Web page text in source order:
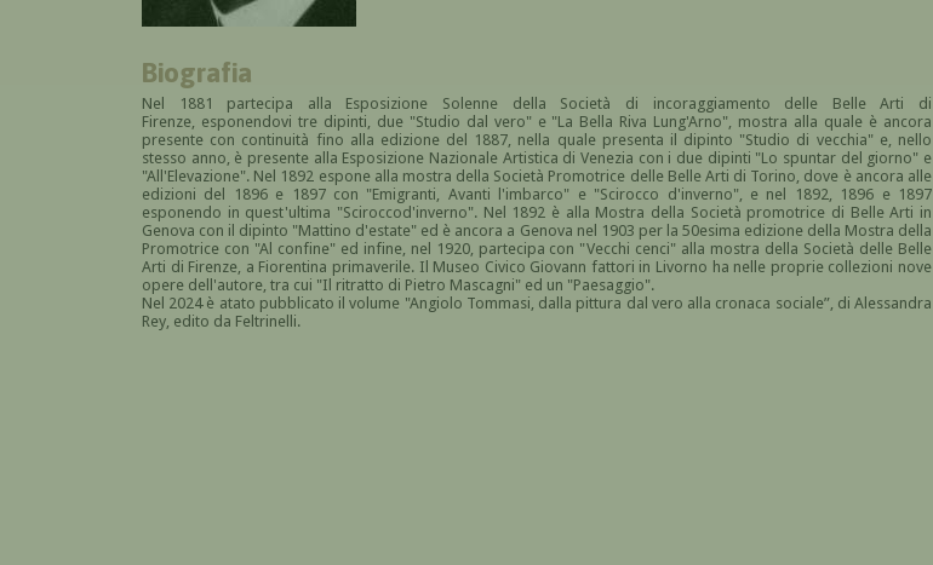
Biografia
Nel 1881 partecipa alla Esposizione Solenne della Società di incoraggiamento delle Belle Arti di
Firenze, esponendovi tre dipinti, due "Studio dal vero" e "La Bella Riva Lung'Arno", mostra alla quale è ancora
presente con continuità fino alla edizione del 1887, nella quale presenta il dipinto "Studio di vecchia" e, nello
stesso anno, è presente alla Esposizione Nazionale Artistica di Venezia con i due dipinti "Lo spuntar del giorno" e
"All'Elevazione". Nel 1892 espone alla mostra della Società Promotrice delle Belle Arti di Torino, dove è ancora alle
edizioni del 1896 e 1897 con "Emigranti, Avanti l'imbarco" e "Scirocco d'inverno", e nel 1892, 1896 e 1897
esponendo in quest'ultima "Sciroccod'inverno". Nel 1892 è alla Mostra della Società promotrice di Belle Arti in
Genova con il dipinto "Mattino d'estate" ed è ancora a Genova nel 1903 per la 50esima edizione della Mostra della
Promotrice con "Al confine" ed infine, nel 1920, partecipa con "Vecchi cenci" alla mostra della Società delle Belle
Arti di Firenze, a Fiorentina primaverile. Il Museo Civico Giovann fattori in Livorno ha nelle proprie collezioni nove
opere dell'autore, tra cui "Il ritratto di Pietro Mascagni" ed un "Paesaggio".
Nel 2024 è atato pubblicato il volume "Angiolo Tommasi, dalla pittura dal vero alla cronaca sociale”, di Alessandra
Rey, edito da Feltrinelli.